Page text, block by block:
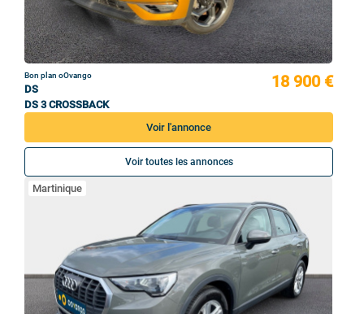
Bon plan oOvango
DS
DS 3 CROSSBACK
18 900 €
Voir l'annonce
Voir toutes les annonces
Martinique